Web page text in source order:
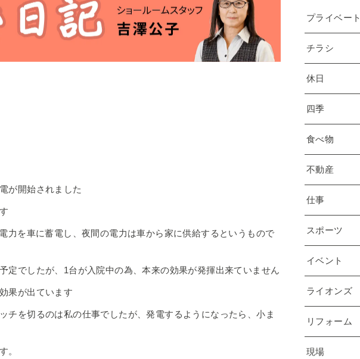
が開始されました
力を車に蓄電し、夜間の電力は車から家に供給するというもので
定でしたが、1台が入院中の為、本来の効果が発揮出来ていません
果が出ています
チを切るのは私の仕事でしたが、発電するようになったら、小ま
。
プライベート
チラシ
休日
四季
食べ物
不動産
仕事
スポーツ
イベント
ライオンズ
リフォーム
現場